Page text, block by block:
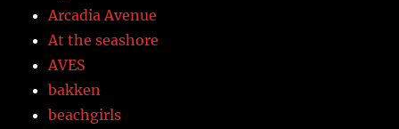
Arcadia Avenue
At the seashore
AVES
bakken
beachgirls